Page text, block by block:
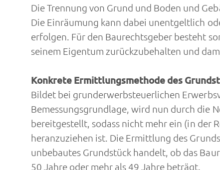
Die Trennung von Grund und Boden und
Die Einräumung kann dabei unentgeltlich
erfolgen. Für den Baurechtsgeber besteht
seinem Eigentum zurückzubehalten und
Konkrete Ermittlungsmethode des
Bildet bei grunderwerbsteuerlichen
Bemessungsgrundlage, wird nun durch die
bereitgestellt, sodass nicht mehr ein (in der
heranzuziehen ist. Die Ermittlung des
unbebautes Grundstück handelt, ob das
50 Jahre oder mehr als 49 Jahre beträgt.